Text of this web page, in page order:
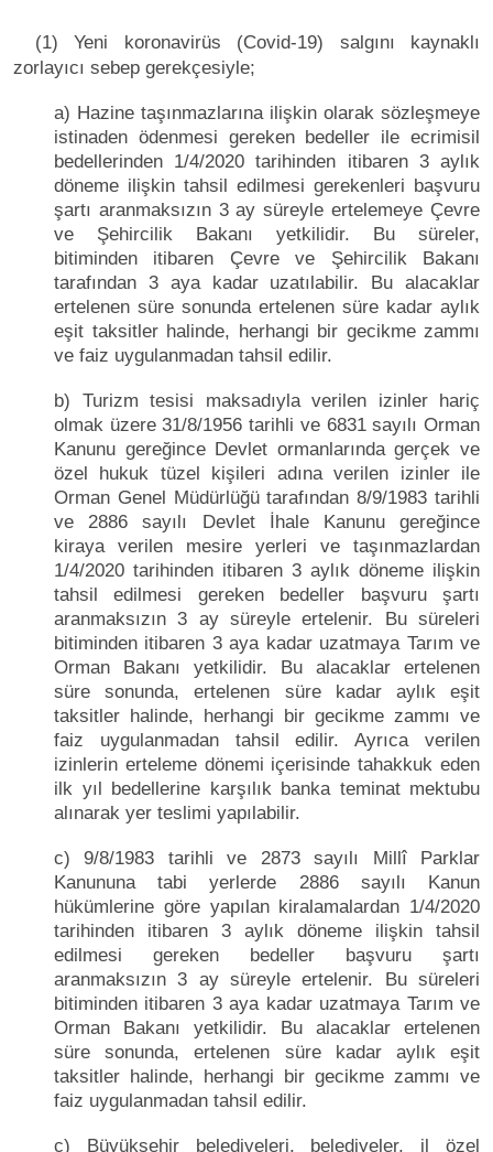
(1) Yeni koronavirüs (Covid-19) salgını kaynaklı
zorlayıcı sebep gerekçesiyle;
a) Hazine taşınmazlarına ilişkin olarak sözleşmeye
istinaden ödenmesi gereken bedeller ile ecrimisil
bedellerinden 1/4/2020 tarihinden itibaren 3 aylık
döneme ilişkin tahsil edilmesi gerekenleri başvuru
şartı aranmaksızın 3 ay süreyle ertelemeye Çevre
ve Şehircilik Bakanı yetkilidir. Bu süreler,
bitiminden itibaren Çevre ve Şehircilik Bakanı
tarafından 3 aya kadar uzatılabilir. Bu alacaklar
ertelenen süre sonunda ertelenen süre kadar aylık
eşit taksitler halinde, herhangi bir gecikme zammı
ve faiz uygulanmadan tahsil edilir.
b) Turizm tesisi maksadıyla verilen izinler hariç
olmak üzere 31/8/1956 tarihli ve 6831 sayılı Orman
Kanunu gereğince Devlet ormanlarında gerçek ve
özel hukuk tüzel kişileri adına verilen izinler ile
Orman Genel Müdürlüğü tarafından 8/9/1983 tarihli
ve 2886 sayılı Devlet İhale Kanunu gereğince
kiraya verilen mesire yerleri ve taşınmazlardan
1/4/2020 tarihinden itibaren 3 aylık döneme ilişkin
tahsil edilmesi gereken bedeller başvuru şartı
aranmaksızın 3 ay süreyle ertelenir. Bu süreleri
bitiminden itibaren 3 aya kadar uzatmaya Tarım ve
Orman Bakanı yetkilidir. Bu alacaklar ertelenen
süre sonunda, ertelenen süre kadar aylık eşit
taksitler halinde, herhangi bir gecikme zammı ve
faiz uygulanmadan tahsil edilir. Ayrıca verilen
izinlerin erteleme dönemi içerisinde tahakkuk eden
ilk yıl bedellerine karşılık banka teminat mektubu
alınarak yer teslimi yapılabilir.
c) 9/8/1983 tarihli ve 2873 sayılı Millî Parklar
Kanununa tabi yerlerde 2886 sayılı Kanun
hükümlerine göre yapılan kiralamalardan 1/4/2020
tarihinden itibaren 3 aylık döneme ilişkin tahsil
edilmesi gereken bedeller başvuru şartı
aranmaksızın 3 ay süreyle ertelenir. Bu süreleri
bitiminden itibaren 3 aya kadar uzatmaya Tarım ve
Orman Bakanı yetkilidir. Bu alacaklar ertelenen
süre sonunda, ertelenen süre kadar aylık eşit
taksitler halinde, herhangi bir gecikme zammı ve
faiz uygulanmadan tahsil edilir.
ç) Büyükşehir belediyeleri, belediyeler, il özel